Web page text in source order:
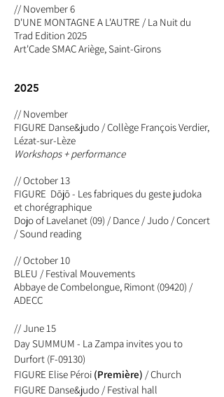
// November 6
D'UNE MONTAGNE A L'AUTRE / La Nuit du
Trad Edition 2025
Art'Cade SMAC Ariège, Saint-Girons
2025
// November
FIGURE Danse&judo / Collège François Verdier,
Lézat-sur-Lèze
Workshops + performance
// October 13
FIGURE Dōj ō - Les fabriques du geste judoka
et chorégraphique
Dojo of Lavelanet (09) / Dance / Judo / Concert
/ Sound reading
//October10
BLEU / Festival Mouvements
Abbaye de Combelongue, Rimont (09420) /
ADECC
// June 15
Day SUMMUM - La Zampa invites you to
Durfort (F-09130)
FIGURE Elise Péroi (Première) / Church
FIGURE Danse&judo / Festival hall